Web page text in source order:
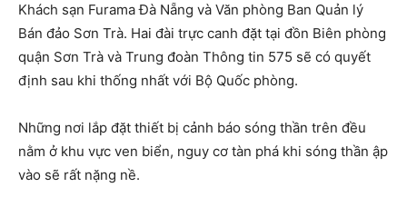
Khách sạn Furama Đà Nẵng và Văn phòng Ban Quản lý
Bán đảo Sơn Trà. Hai đài trực canh đặt tại đồn Biên phòng
quận Sơn Trà và Trung đoàn Thông tin 575 sẽ có quyết
định sau khi thống nhất với Bộ Quốc phòng.
Những nơi lắp đặt thiết bị cảnh báo sóng thần trên đều
nằm ở khu vực ven biển, nguy cơ tàn phá khi sóng thần ập
vào sẽ rất nặng nề.